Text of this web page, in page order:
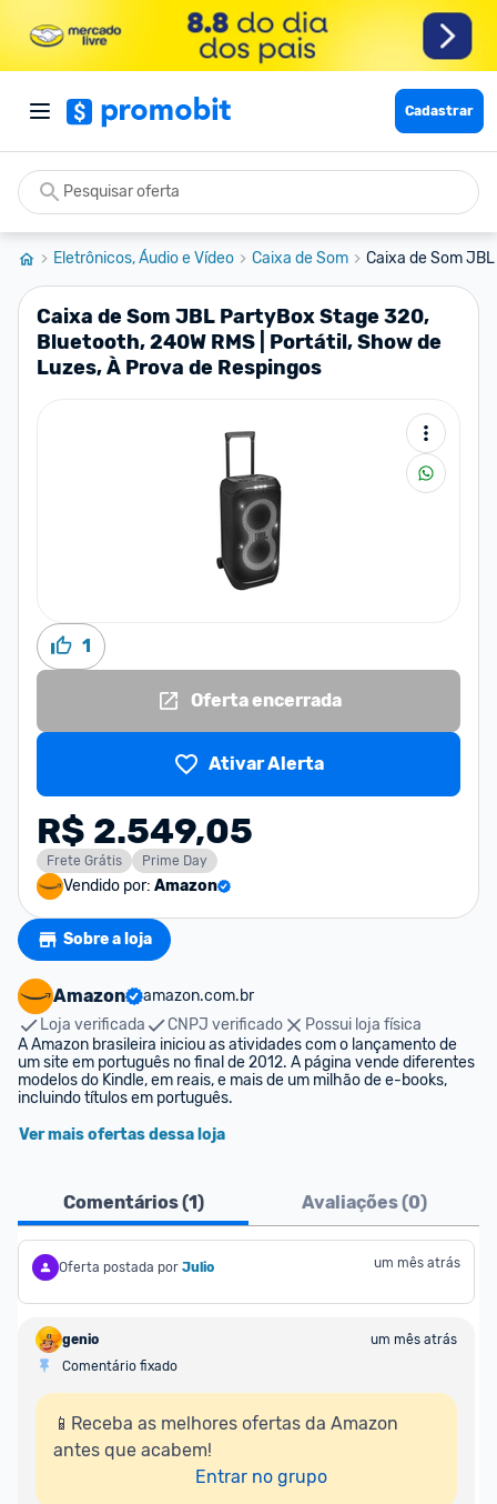
Cadastrar
Eletrônicos, Áudio e Vídeo Caixa de Som Caixa de Som
Caixa de Som JBL PartyBox Stage 320,
Bluetooth, 240W RMS | Portátil, Show de
Luzes, À Prova de Respingos
1
Oferta encerrada
Ativar Alerta
R$ 2.549,05
Frete Grátis Prime Day
Vendido por: Amazon
Sobre a loja
Amazon
amazon.com.br
Loja verificada
CNPJ verificado
Possui loja física
A Amazon brasileira iniciou as atividades com o lançamento de
um site em português no final de 2012. A página vende diferentes
modelos do Kindle, em reais, e mais de um milhão de e-books,
incluindo títulos em português.
Ver mais ofertas dessa loja
Comentários (1) Avaliações (0)
Oferta postada por Julio um mês atrás
genio
um mês atrás
Comentário fixado
📱Receba as melhores ofertas da Amazon
antes que acabem!
Entrar no grupo